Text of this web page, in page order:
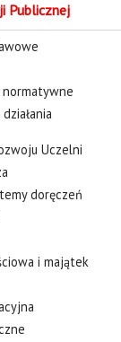
Publicznej
Uczelni
doręczeń
i majątek